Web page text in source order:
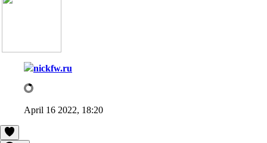
nickfw.ru
April 16 2022, 18:20